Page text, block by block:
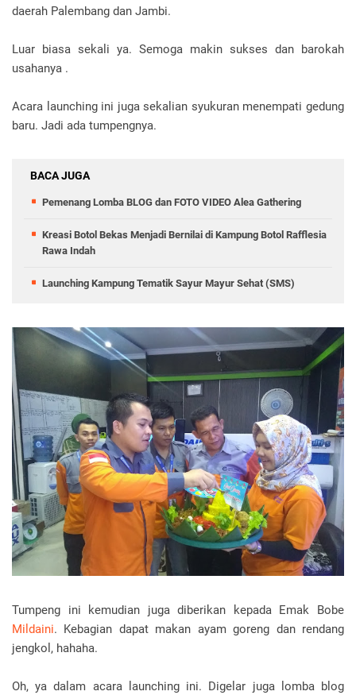
daerah Palembang dan Jambi.
Luar biasa sekali ya. Semoga makin sukses dan barokah
usahanya .
Acara launching ini juga sekalian syukuran menempati gedung
baru. Jadi ada tumpengnya.
BACA JUGA
Pemenang Lomba BLOG dan FOTO VIDEO Alea Gathering
Kreasi Botol Bekas Menjadi Bernilai di Kampung Botol Rafflesia
Rawa Indah
Launching Kampung Tematik Sayur Mayur Sehat (SMS)
Tumpeng ini kemudian juga diberikan kepada Emak Bobe
Mildaini. Kebagian dapat makan ayam goreng dan rendang
jengkol, hahaha.
Oh, ya dalam acara launching ini. Digelar juga lomba blog